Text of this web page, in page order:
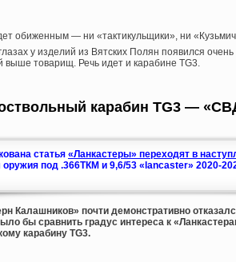
обиженным — ни «тактикульщики», ни
у изделий из Вятских Полян появился
выше товарищ. Речь идет и карабине TG3.
карабин TG3 —
статья «Ланкастеры» переходят в
под .366ТКМ и 9,6/53 «lancaster» 2020-
Калашников» почти демонстративно
бы сравнить градус интереса к
карабину TG3.